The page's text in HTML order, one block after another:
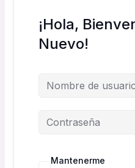
¡Hola,
Nuevo!
Mantenerme